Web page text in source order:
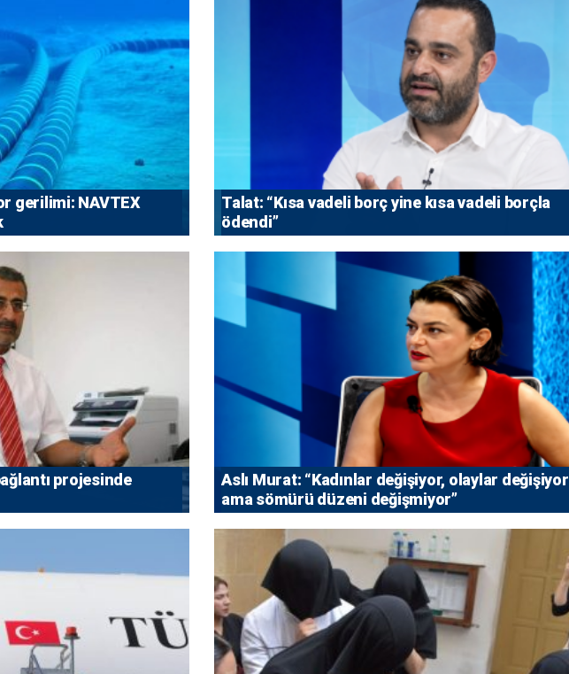
gerilimi: NAVTEX
Talat: “Kısa vadeli borç yine kısa vadeli borçla
ödendi”
projesinde
Aslı Murat: “Kadınlar değişiyor, olaylar değişiyor
ama sömürü düzeni değişmiyor”